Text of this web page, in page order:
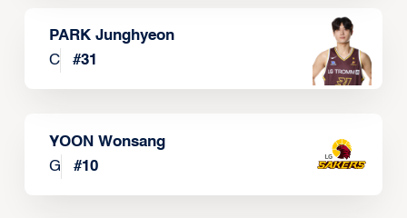
PARK Junghyeon
C
#31
YOON Wonsang
G
#10